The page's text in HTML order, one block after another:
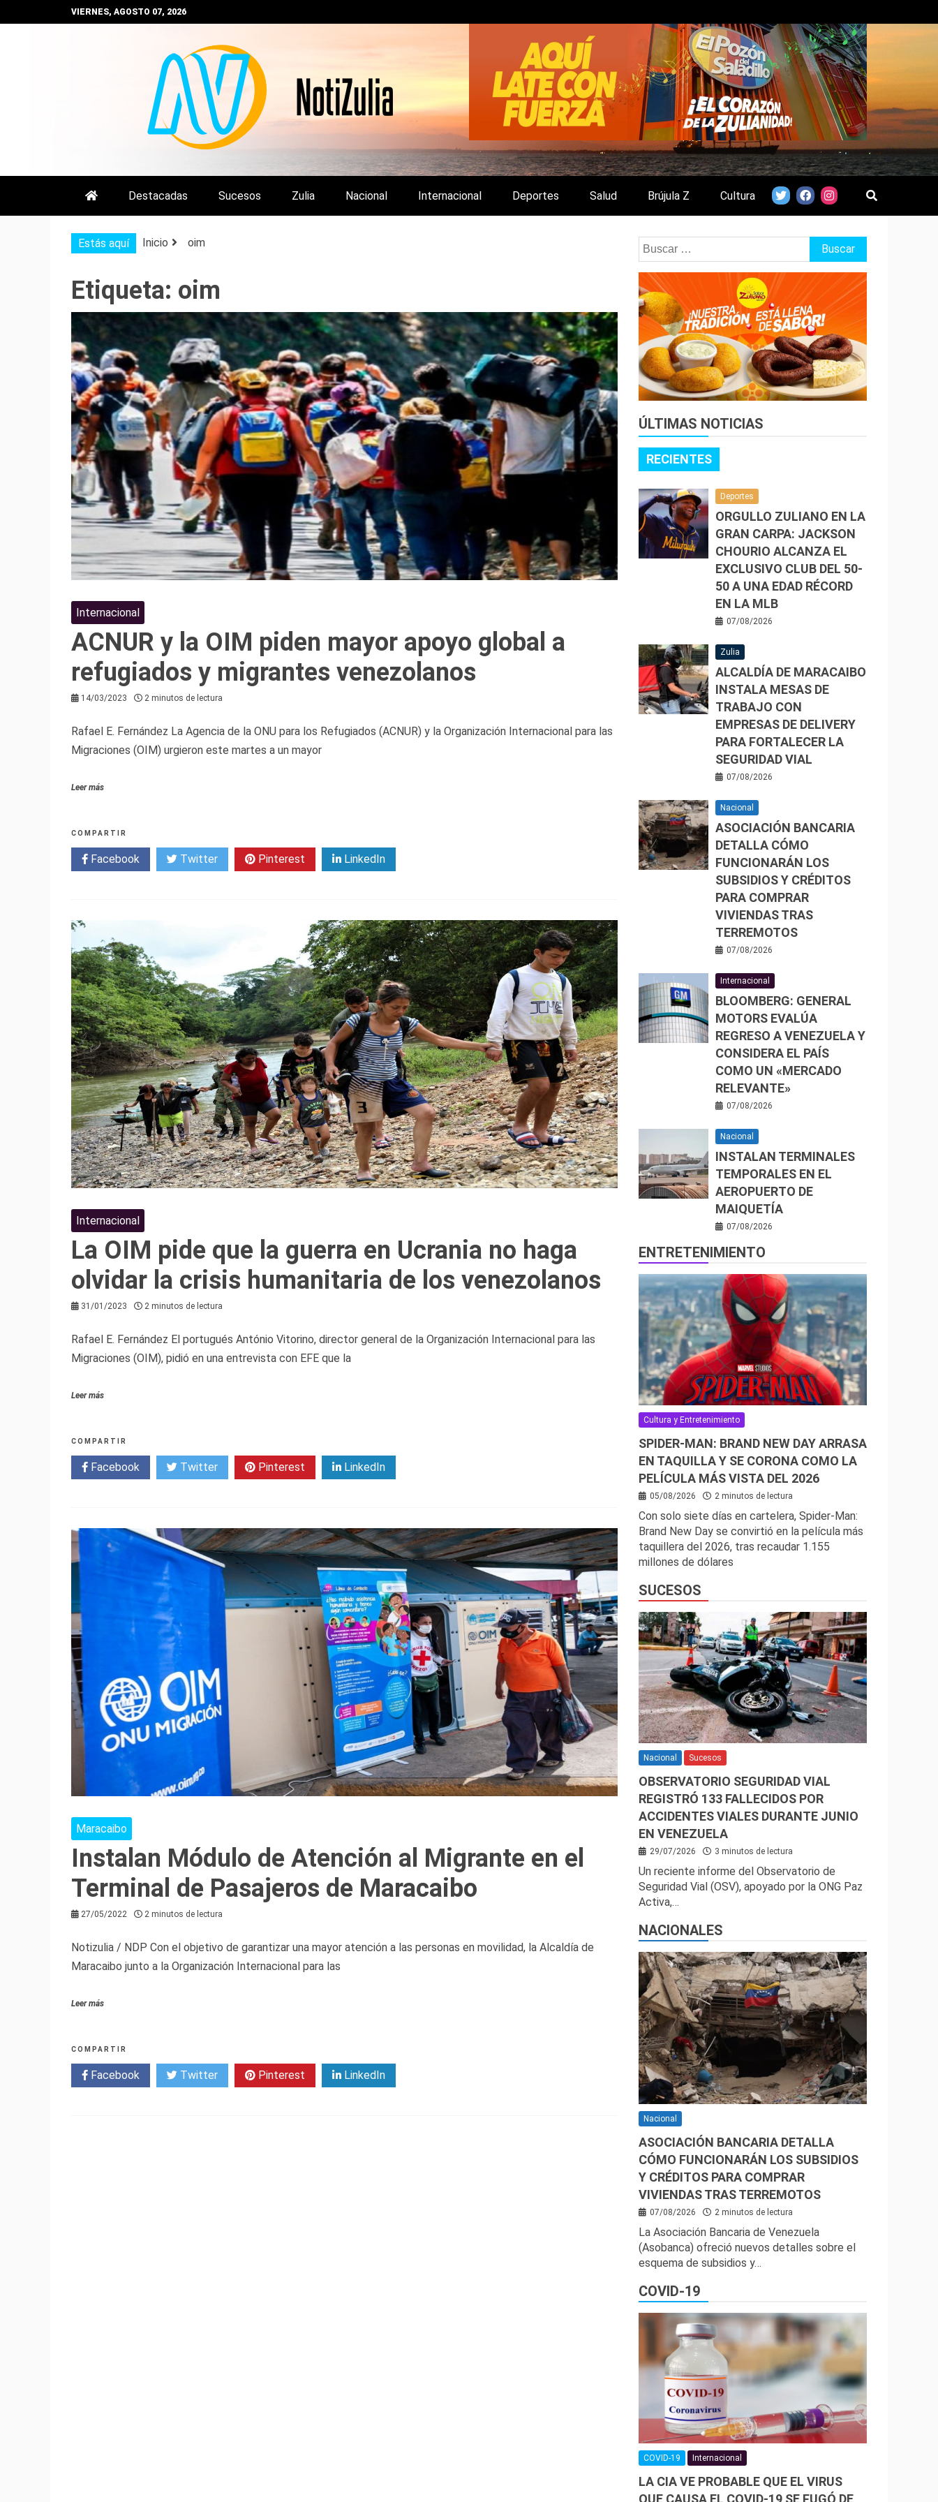
al
VIERNES, AGOSTO 07, 2026
NOTIZULIA
NOTICIAS DEL ZULIA, VENEZUELA Y DE INTERÉS GENERAL.
Destacadas Sucesos Zulia Nacional Internacional Deportes Salud Brújula Z Cultura
Estás aquí Inicio oim
Etiqueta: oim
Internacional
ACNUR y la OIM piden mayor apoyo global a
refugiados y migrantes venezolanos
14/03/2023 2 minutos de lectura
Rafael E. Fernández La Agencia de la ONU para los Refugiados (ACNUR) y la Organización Internacional para las
Migraciones (OIM) urgieron este martes a un mayor
Leer más
COMPARTIR
Facebook Twitter Pinterest LinkedIn
Internacional
La OIM pide que la guerra en Ucrania no haga
olvidar la crisis humanitaria de los venezolanos
31/01/2023 2 minutos de lectura
Rafael E. Fernández El portugués António Vitorino, director general de la Organización Internacional para las
Migraciones (OIM), pidió en una entrevista con EFE que la
Leer más
COMPARTIR
Facebook Twitter Pinterest LinkedIn
Maracaibo
Instalan Módulo de Atención al Migrante en el
Terminal de Pasajeros de Maracaibo
27/05/2022 2 minutos de lectura
Notizulia / NDP Con el objetivo de garantizar una mayor atención a las personas en movilidad, la Alcaldía de
Maracaibo junto a la Organización Internacional para las
Leer más
COMPARTIR
Facebook Twitter Pinterest LinkedIn
Buscar:
ÚLTIMAS NOTICIAS
RECIENTES
Deportes
ORGULLO ZULIANO EN LA
GRAN CARPA: JACKSON
CHOURIO ALCANZA EL
EXCLUSIVO CLUB DEL 50-
50 A UNA EDAD RÉCORD
EN LA MLB
07/08/2026
Zulia
ALCALDÍA DE MARACAIBO
INSTALA MESAS DE
TRABAJO CON
EMPRESAS DE DELIVERY
PARA FORTALECER LA
SEGURIDAD VIAL
07/08/2026
Nacional
ASOCIACIÓN BANCARIA
DETALLA CÓMO
FUNCIONARÁN LOS
SUBSIDIOS Y CRÉDITOS
PARA COMPRAR
VIVIENDAS TRAS
TERREMOTOS
07/08/2026
Internacional
BLOOMBERG: GENERAL
MOTORS EVALÚA
REGRESO A VENEZUELA Y
CONSIDERA EL PAÍS
COMO UN «MERCADO
RELEVANTE»
07/08/2026
Nacional
INSTALAN TERMINALES
TEMPORALES EN EL
AEROPUERTO DE
MAIQUETÍA
07/08/2026
ENTRETENIMIENTO
Cultura y Entretenimiento
SPIDER-MAN: BRAND NEW DAY ARRASA
EN TAQUILLA Y SE CORONA COMO LA
PELÍCULA MÁS VISTA DEL 2026
05/08/2026 2 minutos de lectura
Con solo siete días en cartelera, Spider-Man:
Brand New Day se convirtió en la película más
taquillera del 2026, tras recaudar 1.155
millones de dólares
SUCESOS
Nacional Sucesos
OBSERVATORIO SEGURIDAD VIAL
REGISTRÓ 133 FALLECIDOS POR
ACCIDENTES VIALES DURANTE JUNIO
EN VENEZUELA
29/07/2026 3 minutos de lectura
Un reciente informe del Observatorio de
Seguridad Vial (OSV), apoyado por la ONG Paz
Activa,…
NACIONALES
Nacional
ASOCIACIÓN BANCARIA DETALLA
CÓMO FUNCIONARÁN LOS SUBSIDIOS
Y CRÉDITOS PARA COMPRAR
VIVIENDAS TRAS TERREMOTOS
07/08/2026 2 minutos de lectura
La Asociación Bancaria de Venezuela
(Asobanca) ofreció nuevos detalles sobre el
esquema de subsidios y…
COVID-19
COVID-19 Internacional
LA CIA VE PROBABLE QUE EL VIRUS